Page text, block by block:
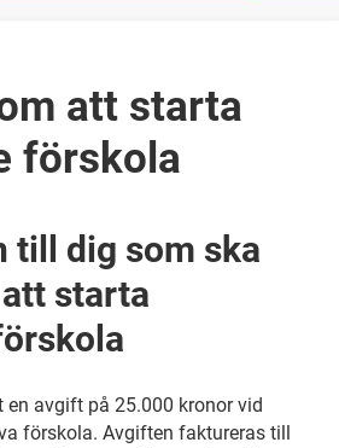
att starta
förskola
till dig som ska
starta
en avgift på 25.000 kronor vid
förskola. Avgiften faktureras till